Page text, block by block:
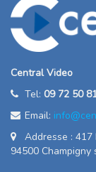
Central Video
Tel: 09 72 50
Email:
Addresse : 417
94500 Champigny